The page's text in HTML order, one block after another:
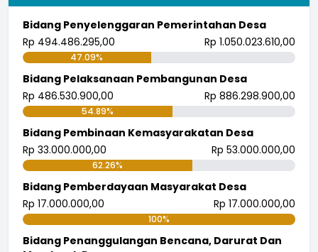
Rajaban RW.003
Waktu
06 Juni 2023 06:56:50
Lokasi :
Masjid Jamie Nurul Iman , Kp.
Gandasoli Rw.003
Koordinator
Rajaban RW.002
Lokasi
Masjid Jamie Nurul Huda Kp.
Gandasari RW.002
Bidang Penyelenggaran Pemerintahan Desa
Rp 494.486.295,00
Rp 1.050.023.610,00
47.09%
Bidang Pelaksanaan Pembangunan Desa
Rp 486.530.900,00
Rp 886.298.900,00
54.89%
Bidang Pembinaan Kemasyarakatan Desa
Rp 33.000.000,00
Rp 53.000.000,00
62.26%
Bidang Pemberdayaan Masyarakat Desa
Rp 17.000.000,00
Rp 17.000.000,00
100%
Bidang Penanggulangan Bencana, Darurat Dan